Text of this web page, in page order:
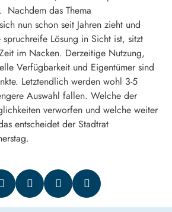
Nachdem das Thema
nun schon seit Jahren zieht und
Lösung in Sicht ist, sitzt
im Nacken. Derzeitige Nutzung,
Verfügbarkeit und Eigentümer sind
Letztendlich werden wohl 3-5
Auswahl fallen. Welche der
verworfen und welche weiter
entscheidet der Stadtrat